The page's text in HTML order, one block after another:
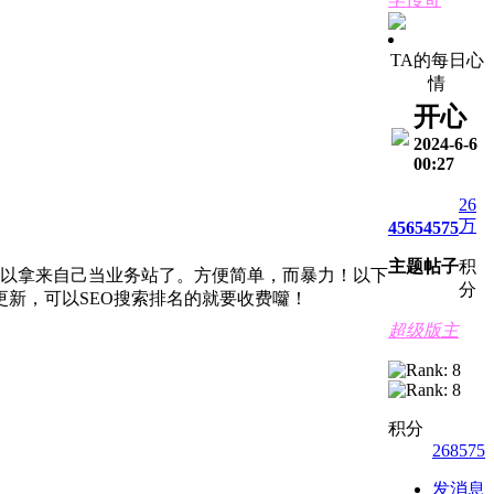
拿来自己当业务站了。方便简单，而暴力！以下
，可以SEO搜索排名的就要收费囖！
TA的每日心
情
开心
2024-6-6
00:27
4565
主题
4575
帖子
26
万
积
分
超级版主
积分
268575
发消息